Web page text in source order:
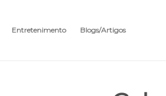
Entretenimento Blogs/Artigos